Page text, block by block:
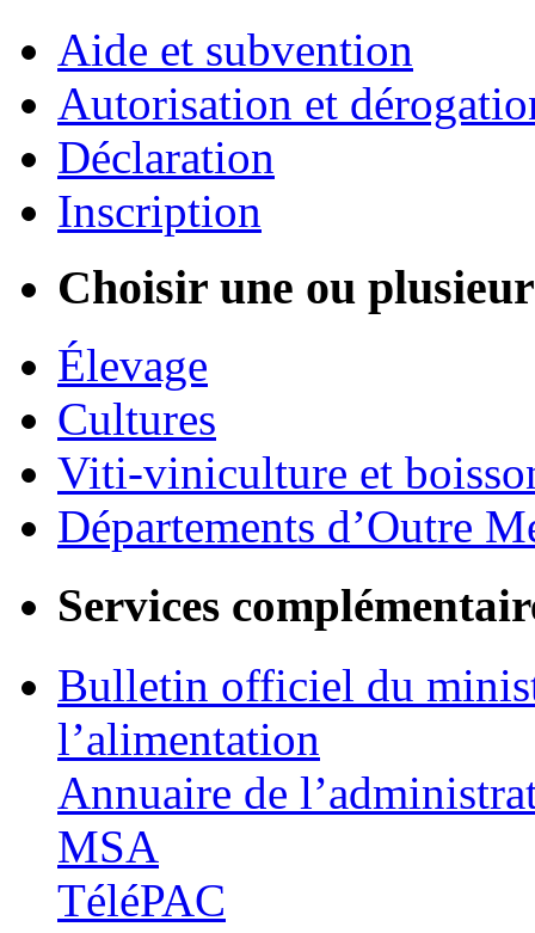
Aide et subvention
Autorisation et
Déclaration
Inscription
Choisir une ou
Élevage
Cultures
Viti-viniculture et
Départements d’Outre
Services
Bulletin officiel du
l’alimentation
Annuaire de
MSA
TéléPAC